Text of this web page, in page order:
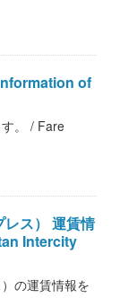
of
。 / Fare
ス） 運賃情
Intercity
の運賃情報を